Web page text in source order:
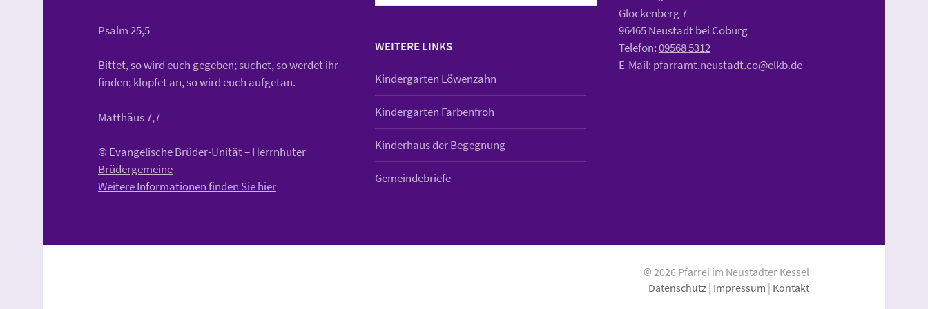
Psalm 25,5
Bittet, so wird euch gegeben; suchet, so werdet ihr
finden; klopfet an, so wird euch aufgetan.
Matthäus 7,7
© Evangelische Brüder-Unität – Herrnhuter
Brüdergemeine
Weitere Informationen finden Sie hier
WEITERE LINKS
Kindergarten Löwenzahn
Kindergarten Farbenfroh
Kinderhaus der Begegnung
Gemeindebriefe
Glockenberg 7
96465 Neustadt bei Coburg
Telefon:09568 5312
E-Mail: pfarramt.neustadt.co@elkb.de
© 2026 Pfarrei im Neustadter Kessel
Datenschutz | Impressum | Kontakt